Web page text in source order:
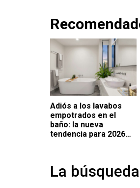
Adiós a los lavabos
empotrados en el
baño: la nueva
tendencia para 2026
La